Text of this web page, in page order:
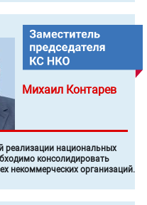
Михаил Контарев
реализации национальных
консолидировать
некоммерческих организаций.